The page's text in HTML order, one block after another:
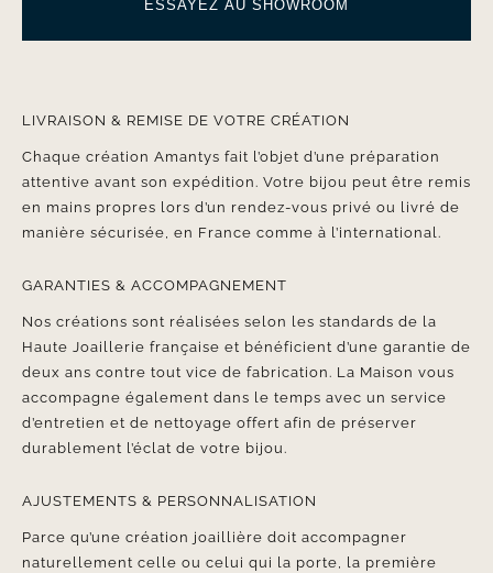
ESSAYEZ AU SHOWROOM
LIVRAISON & REMISE DE VOTRE CRÉATION
Chaque création Amantys fait l’objet d’une préparation
attentive avant son expédition. Votre bijou peut être remis
en mains propres lors d’un rendez-vous privé ou livré de
manière sécurisée, en France comme à l’international.
GARANTIES & ACCOMPAGNEMENT
Nos créations sont réalisées selon les standards de la
Haute Joaillerie française et bénéficient d’une garantie de
deux ans contre tout vice de fabrication. La Maison vous
accompagne également dans le temps avec un service
d’entretien et de nettoyage offert afin de préserver
durablement l’éclat de votre bijou.
AJUSTEMENTS & PERSONNALISATION
Parce qu’une création joaillière doit accompagner
naturellement celle ou celui qui la porte, la première